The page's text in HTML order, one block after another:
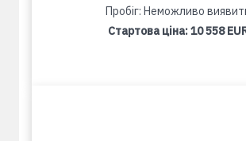
Пробіг: Неможливо
Стартова ціна:10 558